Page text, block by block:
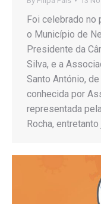
Foi celebrado no
o Município de
Presidente da
Silva, e a
Santo António,
conhecida por
representada
Rocha,